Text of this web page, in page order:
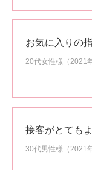
お気に入りの
20代女性様（2021
接客がとても
30代男性様（2021